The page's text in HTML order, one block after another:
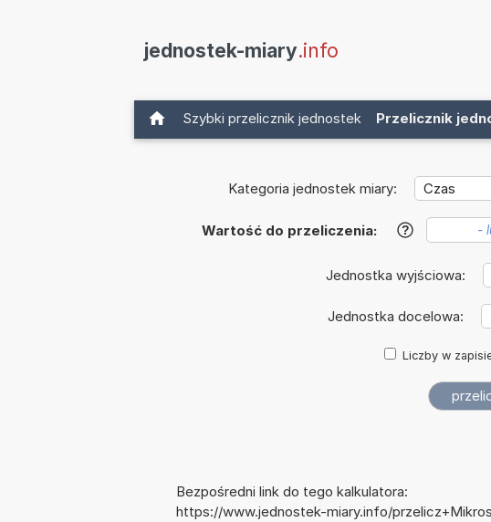
jednostek-miary.info
Szybki przelicznik jednostek Przelicznik
Kategoria jednostek miary:
Wartość do przeliczenia: ?
Jednostka wyjściowa:
Jednostka docelowa:
Liczby w
Bezpośredni link do tego kalkulatora:
https://www.jednostek-miary.info/